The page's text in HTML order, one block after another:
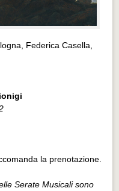
Federica Casella,
la prenotazione.
Serate Musicali sono